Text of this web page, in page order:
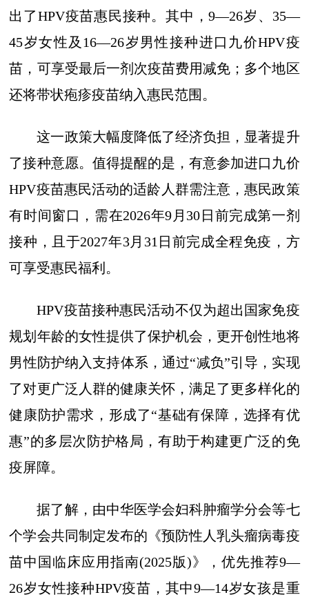
出了HPV疫苗惠民接种。其中，9—26岁、35—
45岁女性及16—26岁男性接种进口九价HPV疫
苗，可享受最后一剂次疫苗费用减免；多个地区
还将带状疱疹疫苗纳入惠民范围。
这一政策大幅度降低了经济负担，显著提升
了接种意愿。值得提醒的是，有意参加进口九价
HPV疫苗惠民活动的适龄人群需注意，惠民政策
有时间窗口，需在2026年9月30日前完成第一剂
接种，且于2027年3月31日前完成全程免疫，方
可享受惠民福利。
HPV疫苗接种惠民活动不仅为超出国家免疫
规划年龄的女性提供了保护机会，更开创性地将
男性防护纳入支持体系，通过“减负”引导，实现
了对更广泛人群的健康关怀，满足了更多样化的
健康防护需求，形成了“基础有保障，选择有优
惠”的多层次防护格局，有助于构建更广泛的免
疫屏障。
据了解，由中华医学会妇科肿瘤学分会等七
个学会共同制定发布的《预防性人乳头瘤病毒疫
苗中国临床应用指南(2025版)》，优先推荐9—
26岁女性接种HPV疫苗，其中9—14岁女孩是重